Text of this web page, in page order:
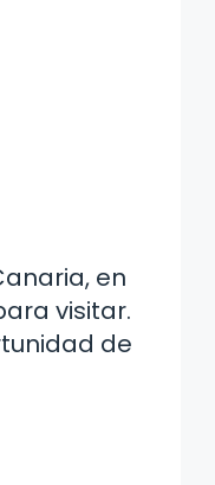
en
visitar.
de